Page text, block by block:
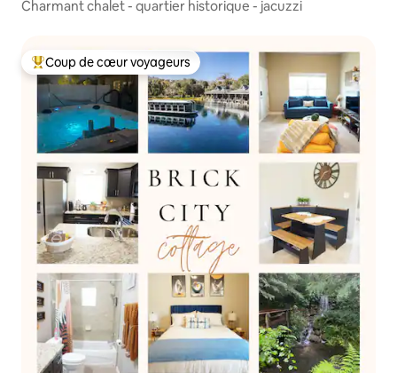
Charmant chalet - quartier historique - jacuzzi
Coups de cœur voyageurs les plus appréciés
Coup de cœur voyageurs